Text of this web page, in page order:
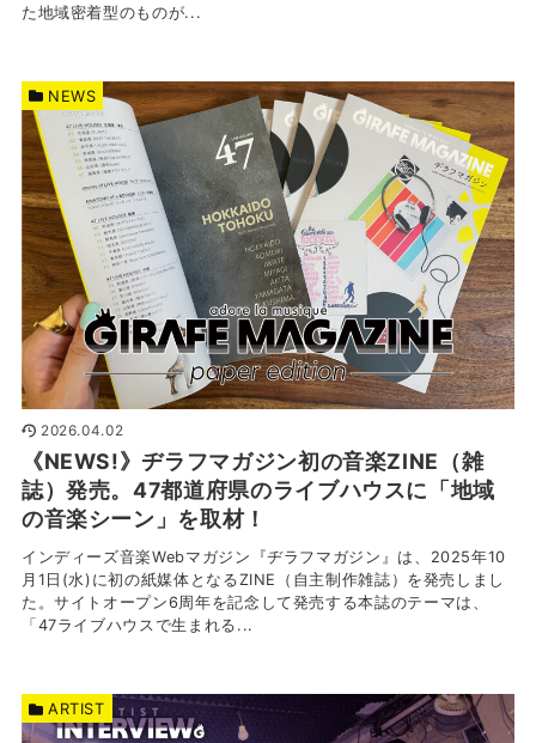
た地域密着型のものが...
2026.04.02
《NEWS!》ヂラフマガジン初の音楽ZINE（雑
誌）発売。47都道府県のライブハウスに「地域
の音楽シーン」を取材！
インディーズ音楽Webマガジン『ヂラフマガジン』は、2025年10
月1日(水)に初の紙媒体となるZINE（自主制作雑誌）を発売しまし
た。サイトオープン6周年を記念して発売する本誌のテーマは、
「47ライブハウスで生まれる...
NEWS
ARTIST